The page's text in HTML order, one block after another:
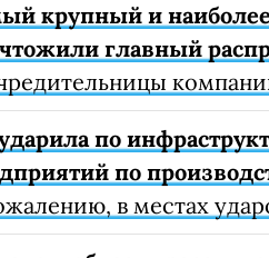
крупный и наиболее
главный
по
по
в местах